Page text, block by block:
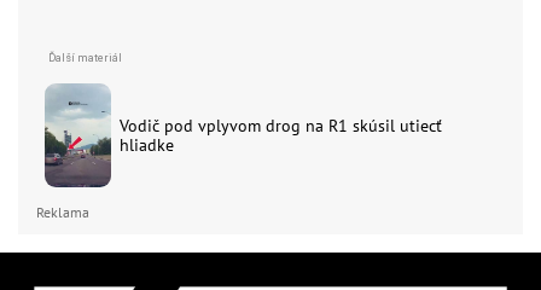
Vodič pod vplyvom drog na R1 skúsil utiecť
hliadke
Reklama